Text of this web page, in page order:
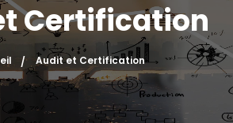
Certification
Audit et Certification